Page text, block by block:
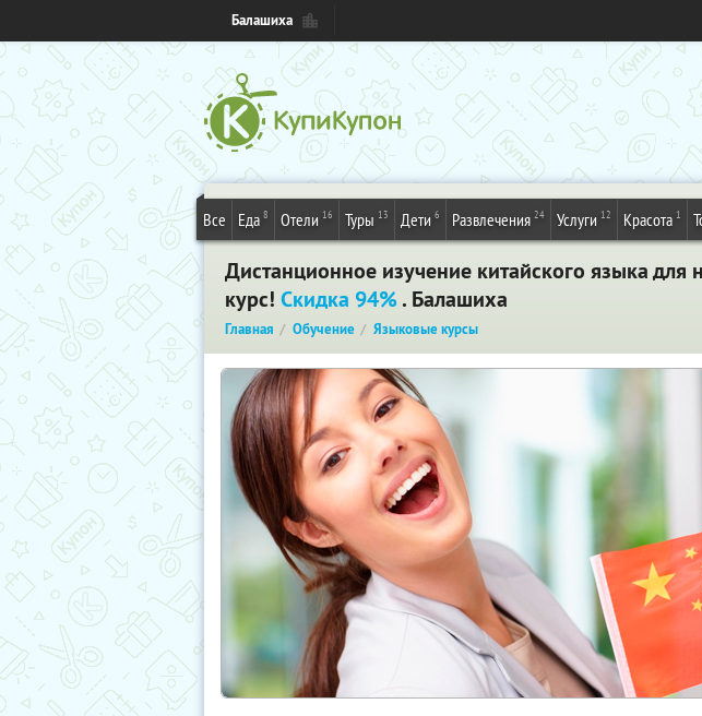
Балашиха
Все Еда 8 Отели 16 Туры 13 Дети 6 Развлечения 24 Услуги 12 Красота 1
Дистанционное изучение китайского языка
курс! Скидка 94%. Балашиха
Главная Обучение Языковые курсы